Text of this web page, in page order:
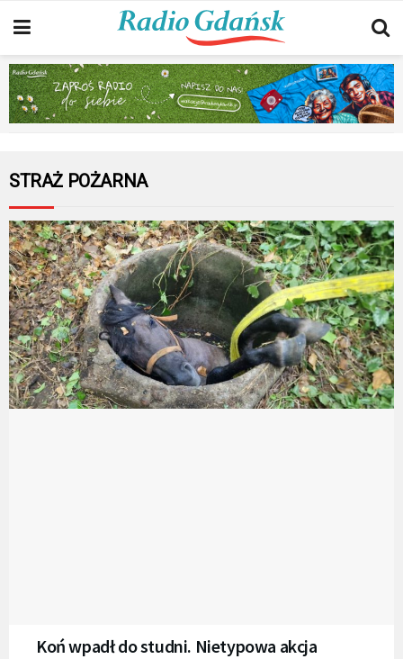
STRAŻ POŻARNA
Koń wpadł do studni. Nietypowa akcja